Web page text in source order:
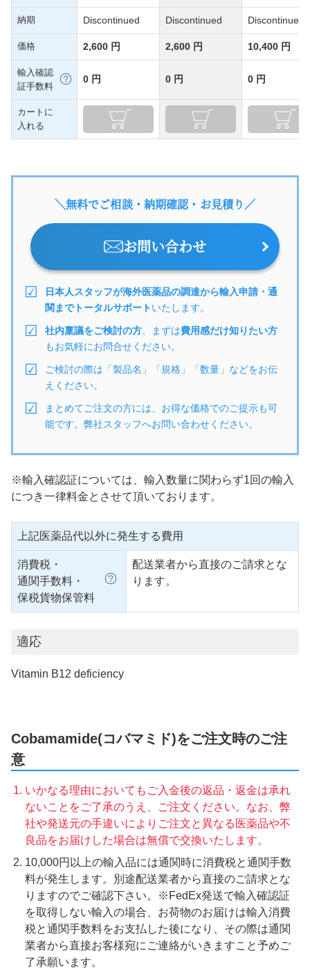
納期 Discontinued Discontinued Discontinued
価格 2,600 円 2,600 円 10,400 円
輸入確認
証手数料
0 円 0 円 0 円
カートに
入れる
＼無料でご相談・納期確認・お見積り／
お問い合わせ
日本人スタッフが海外医薬品の調達から輸入申請・通
関までトータルサポートいたします。
社内稟議をご検討の方 、まずは費用感だけ知りたい方
もお気軽にお問合せください。
ご検討の際は「製品名」「規格」「数量」などをお伝
えください。
まとめてご注文の方には、お得な価格でのご提示も可
能です。弊社スタッフへお問い合わせください。
※輸入確認証については、輸入数量に関わらず1回の輸入
につき一律料金とさせて頂いております。
上記医薬品代以外に発生する費用
消費税・
通関手数料・
保税貨物保管料
配送業者から直接のご請求とな
ります。
適応
Vitamin B12 deficiency
Cobamamide(コバマミド)をご注文時のご注
意
いかなる理由においてもご入金後の返品・返金は承れ
ないことをご了承のうえ、ご注文ください。なお、弊
社や発送元の手違いによりご注文と異なる医薬品や不
良品をお届けした場合は無償で交換いたします。
10,000円以上の輸入品には通関時に消費税と通関手数
料が発生します。別途配送業者から直接のご請求とな
りますのでご確認下さい。※FedEx発送で輸入確認証
を取得しない輸入の場合、お荷物のお届けは輸入消費
税と通関手数料をお支払した後になり、その際は通関
業者から直接お客様宛にご連絡がいきますこと予めご
了承願います。